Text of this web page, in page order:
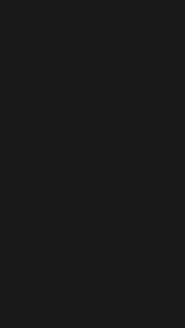
ventana)
ventana)